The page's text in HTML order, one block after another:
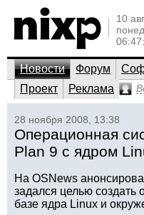
10
Новости Форум
Проект
Реклама
28 ноября 2008, 13:38
Операционная
Plan 9 с ядром
На OSNews
задался целью создать
базе ядра Linux и